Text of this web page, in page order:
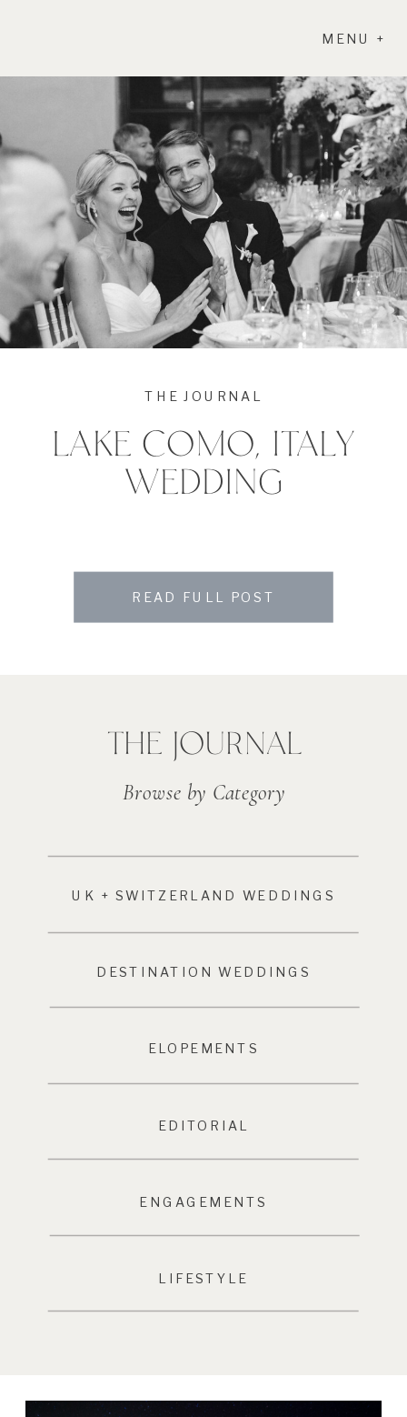
MENU +
LAKE COMO, ITALY
WEDDING
THE JOURNAL
READ FULL POST
THE JOURNAL
Browse by Category
UK + SWITZERLAND WEDDINGS
DESTINATION WEDDINGS
ELOPEMENTS
EDITORIAL
ENGAGEMENTS
LIFESTYLE